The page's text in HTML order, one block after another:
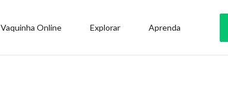
Vaquinha Online Explorar Aprenda